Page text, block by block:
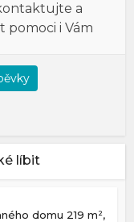
a
pomoci i Vám
líbit
domu 219 m²,